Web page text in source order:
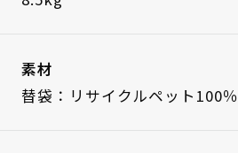
素材
替袋：リサイクルペット100％